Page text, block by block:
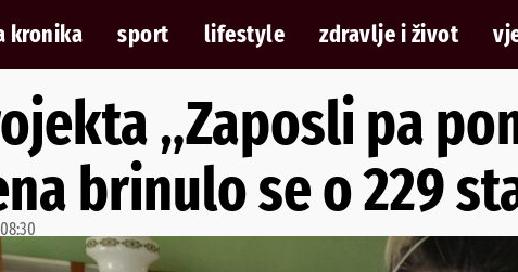
kronika sport lifestyle zdravlje i život
„Zaposli pa
brinulo se o 229
08:30